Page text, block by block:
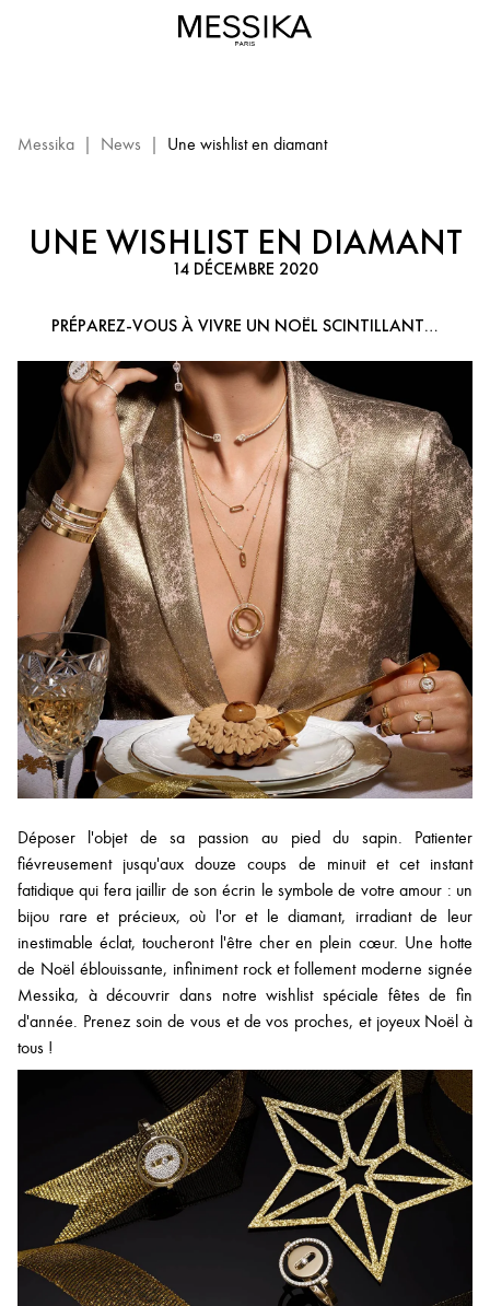
Wishlist
Messika | News | Une wishlist en diamant
UNE WISHLIST EN DIAMANT
14 DÉCEMBRE 2020
PRÉPAREZ-VOUS À VIVRE UN NOËL SCINTILLANT…
Déposer l'objet de sa passion au pied du sapin. Patienter
fiévreusement jusqu'aux douze coups de minuit et cet instant
fatidique qui fera jaillir de son écrin le symbole de votre amour : un
bijou rare et précieux, où l'or et le diamant, irradiant de leur
inestimable éclat, toucheront l'être cher en plein cœur. Une hotte
de Noël éblouissante, infiniment rock et follement moderne signée
Messika, à découvrir dans notre wishlist spéciale fêtes de fin
d'année. Prenez soin de vous et de vos proches, et joyeux Noël à
tous !